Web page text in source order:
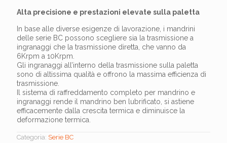
Alta precisione e prestazioni elevate sulla paletta
In base alle diverse esigenze di lavorazione, i mandrini
delle serie BC possono scegliere sia la trasmissione a
ingranaggi che la trasmissione diretta, che vanno da
6Krpm a 10Krpm.
Gli ingranaggi all’interno della trasmissione sulla paletta
sono di altissima qualità e offrono la massima efficienza di
trasmissione.
Il sistema di raffreddamento completo per mandrino e
ingranaggi rende il mandrino ben lubrificato, si astiene
efficacemente dalla crescita termica e diminuisce la
deformazione termica.
Categoria: Serie BC